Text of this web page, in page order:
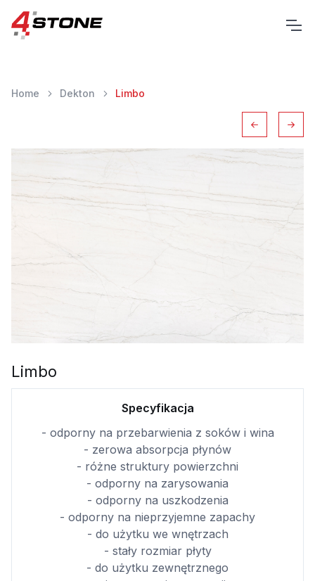
Home Dekton Limbo
Limbo
Specyfikacja
- odporny na przebarwienia z soków i wina
- zerowa absorpcja płynów
- różne struktury powierzchni
- odporny na zarysowania
- odporny na uszkodzenia
- odporny na nieprzyjemne zapachy
- do użytku we wnętrzach
- stały rozmiar płyty
- do użytku zewnętrznego